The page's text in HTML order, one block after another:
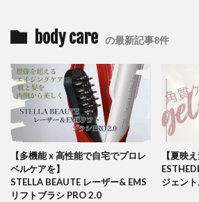
body care の最新記事8件
【多機能 x 高性能で自宅でプロレ
ベルケアを】
STELLA BEAUTE レーザー& EMS
リフトブラシ PRO 2.0
【夏映
ジェン